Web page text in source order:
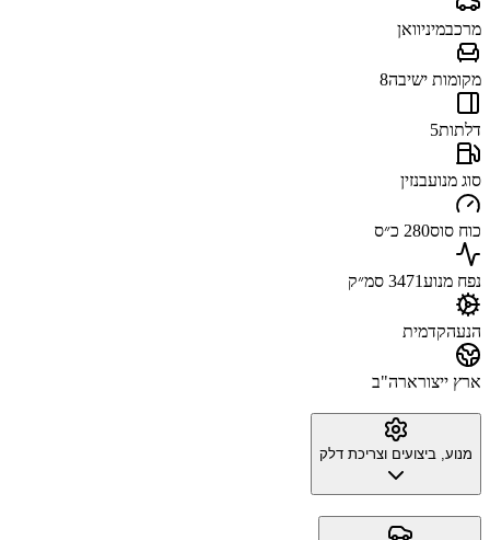
מרכבמיניוואן
מקומות ישיבה8
דלתות5
סוג מנועבנזין
כוח סוס280 כ״ס
נפח מנוע3471 סמ״ק
הנעהקדמית
ארץ ייצורארה"ב
מנוע, ביצועים וצריכת דלק